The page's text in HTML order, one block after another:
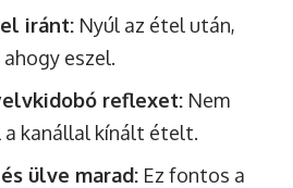
iránt: Nyúl az étel után,
eszel.
reflexet: Nem
a kanállal kínált ételt.
ülve marad: Ez fontos a